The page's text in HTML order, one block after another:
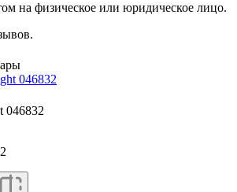
на физическое или юридическое лицо.
046832